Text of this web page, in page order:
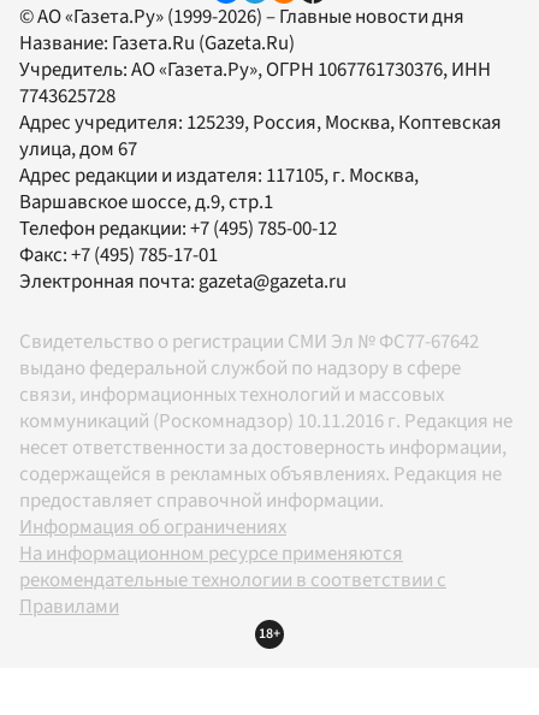
© АО «Газета.Ру» (1999-2026) – Главные новости дня
Название: Газета.Ru (Gazeta.Ru)
Учредитель:АО «Газета.Ру», ОГРН 1067761730376, ИНН
7743625728
Адрес учредителя: 125239, Россия, Москва, Коптевская
улица, дом 67
Адрес редакции и издателя: 117105, г. Москва,
Варшавское шоссе, д.9, стр.1
Телефон редакции:+7 (495) 785-00-12
Факс:+7 (495) 785-17-01
Электронная почта: gazeta@gazeta.ru
Свидетельство о регистрации СМИ Эл № ФС77-67642
выдано федеральной службой по надзору в сфере
связи, информационных технологий и массовых
коммуникаций (Роскомнадзор) 10.11.2016 г. Редакция не
несет ответственности за достоверность информации,
содержащейся в рекламных объявлениях. Редакция не
предоставляет справочной информации.
Информация об ограничениях
На информационном ресурсе применяются
рекомендательные технологии в соответствии с
Правилами
18+